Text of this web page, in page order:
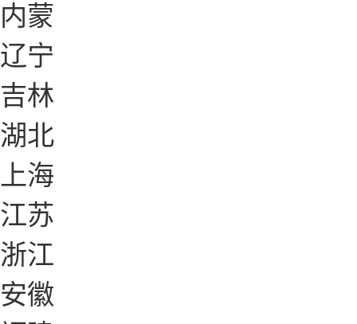
内蒙
辽宁
吉林
湖北
上海
江苏
浙江
安徽